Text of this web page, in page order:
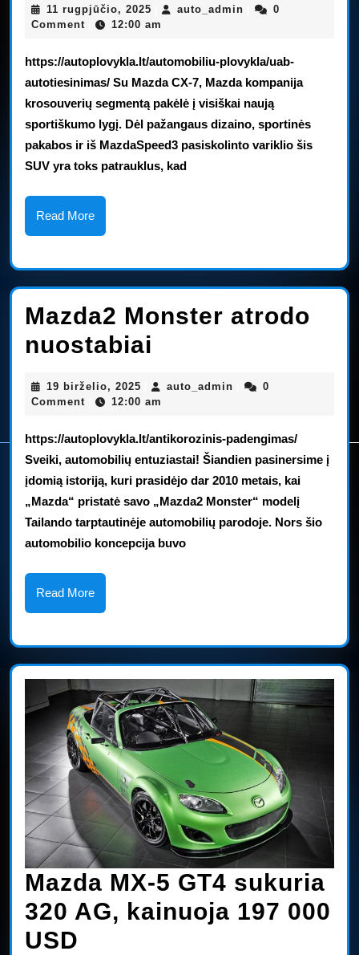
7“
visureigio
apžvalga:
automobilių
apžvalgos
11 rugpjūčio, 2025
rugpjūčio,
auto_admin auto_admin
0
Comment
12:00 am
https://autoplovykla.lt/automobiliu-plovykla/uab-
autotiesinimas/ Su Mazda CX-7, Mazda kompanija
krosouverių segmentą pakėlė į visiškai naują
sportiškumo lygį. Dėl pažangaus dizaino, sportinės
pakabos ir iš MazdaSpeed3 pasiskolinto variklio šis
SUV yra toks patrauklus, kad
Read MoreRead
More
Mazda2 Monster atrodo
nuostabiai
atrodo
nuostabiai
19 birželio, 2025 19
birželio,
auto_admin auto_admin
0
Comment
12:00 am
https://autoplovykla.lt/antikorozinis-padengimas/
Sveiki, automobilių entuziastai! Šiandien pasinersime į
įdomią istoriją, kuri prasidėjo dar 2010 metais, kai
„Mazda“ pristatė savo „Mazda2 Monster“ modelį
Tailando tarptautinėje automobilių parodoje. Nors šio
automobilio koncepcija buvo
Read MoreRead
More
Mazda MX-5 GT4 sukuria
320 AG, kainuoja 197 000
USD